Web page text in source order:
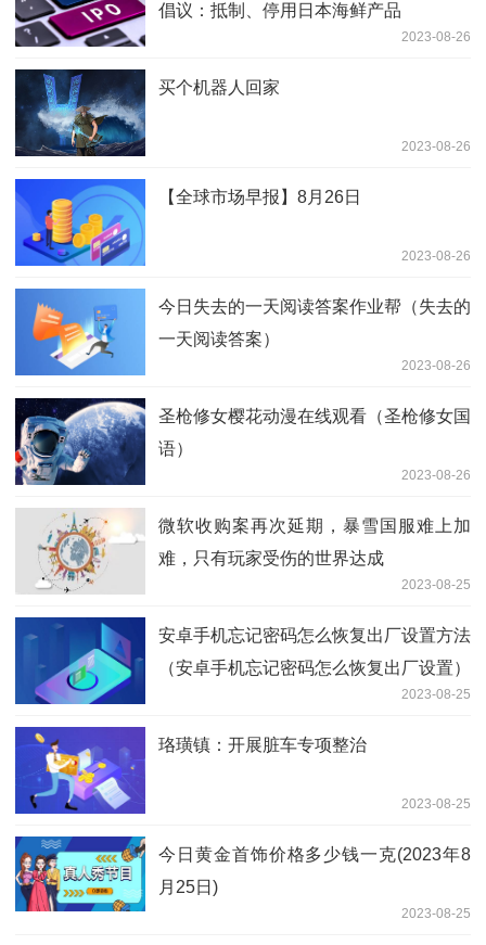
倡议：抵制、停用日本海鲜产品
2023-08-26
买个机器人回家
2023-08-26
【全球市场早报】8月26日
2023-08-26
今日失去的一天阅读答案作业帮（失去的
一天阅读答案）
2023-08-26
圣枪修女樱花动漫在线观看（圣枪修女国
语）
2023-08-26
微软收购案再次延期，暴雪国服难上加
难，只有玩家受伤的世界达成
2023-08-25
安卓手机忘记密码怎么恢复出厂设置方法
（安卓手机忘记密码怎么恢复出厂设置）
2023-08-25
珞璜镇：开展脏车专项整治
2023-08-25
今日黄金首饰价格多少钱一克(2023年8
月25日)
2023-08-25